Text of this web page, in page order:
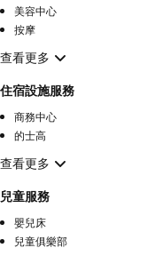
美容中心
按摩
查看更多
住宿設施服務
商務中心
的士高
查看更多
兒童服務
嬰兒床
兒童俱樂部